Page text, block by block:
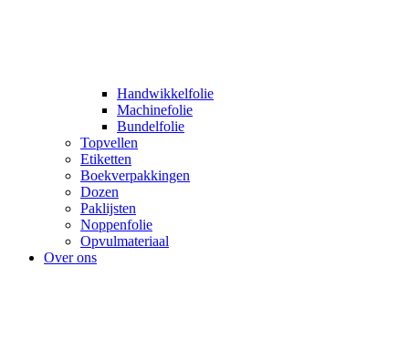
Handwikkelfolie
Machinefolie
Bundelfolie
Topvellen
Etiketten
Boekverpakkingen
Dozen
Paklijsten
Noppenfolie
Opvulmateriaal
Over ons